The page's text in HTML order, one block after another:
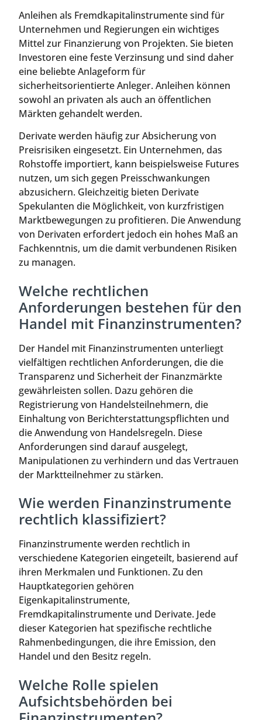
Anleihen als Fremdkapitalinstrumente sind für
Unternehmen und Regierungen ein wichtiges
Mittel zur Finanzierung von Projekten. Sie bieten
Investoren eine feste Verzinsung und sind daher
eine beliebte Anlageform für
sicherheitsorientierte Anleger. Anleihen können
sowohl an privaten als auch an öffentlichen
Märkten gehandelt werden.
Derivate werden häufig zur Absicherung von
Preisrisiken eingesetzt. Ein Unternehmen, das
Rohstoffe importiert, kann beispielsweise Futures
nutzen, um sich gegen Preisschwankungen
abzusichern. Gleichzeitig bieten Derivate
Spekulanten die Möglichkeit, von kurzfristigen
Marktbewegungen zu profitieren. Die Anwendung
von Derivaten erfordert jedoch ein hohes Maß an
Fachkenntnis, um die damit verbundenen Risiken
zu managen.
Welche rechtlichen
Anforderungen bestehen für den
Handel mit Finanzinstrumenten?
Der Handel mit Finanzinstrumenten unterliegt
vielfältigen rechtlichen Anforderungen, die die
Transparenz und Sicherheit der Finanzmärkte
gewährleisten sollen. Dazu gehören die
Registrierung von Handelsteilnehmern, die
Einhaltung von Berichterstattungspflichten und
die Anwendung von Handelsregeln. Diese
Anforderungen sind darauf ausgelegt,
Manipulationen zu verhindern und das Vertrauen
der Marktteilnehmer zu stärken.
Wie werden Finanzinstrumente
rechtlich klassifiziert?
Finanzinstrumente werden rechtlich in
verschiedene Kategorien eingeteilt, basierend auf
ihren Merkmalen und Funktionen. Zu den
Hauptkategorien gehören
Eigenkapitalinstrumente,
Fremdkapitalinstrumente und Derivate. Jede
dieser Kategorien hat spezifische rechtliche
Rahmenbedingungen, die ihre Emission, den
Handel und den Besitz regeln.
Welche Rolle spielen
Aufsichtsbehörden bei